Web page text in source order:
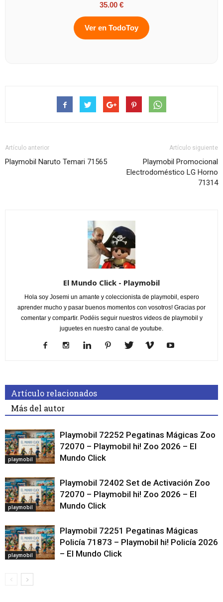
35.00 €
Ver en TodoToy
Artículo anterior
Playmobil Naruto Temari 71565
Artículo siguiente
Playmobil Promocional
Electrodoméstico LG Horno
71314
El Mundo Click - Playmobil
Hola soy Josemi un amante y coleccionista de playmobil, espero
aprender mucho y pasar buenos momentos con vosotros! Gracias por
comentar y compartir. Podéis seguir nuestros videos de playmobil y
juguetes en nuestro canal de youtube.
Artículo relacionados
Más del autor
playmobil
Playmobil 72252 Pegatinas Mágicas Zoo
72070 – Playmobil hi! Zoo 2026 – El
Mundo Click
playmobil
Playmobil 72402 Set de Activación Zoo
72070 – Playmobil hi! Zoo 2026 – El
Mundo Click
playmobil
Playmobil 72251 Pegatinas Mágicas
Policía 71873 – Playmobil hi! Policía 2026
– El Mundo Click